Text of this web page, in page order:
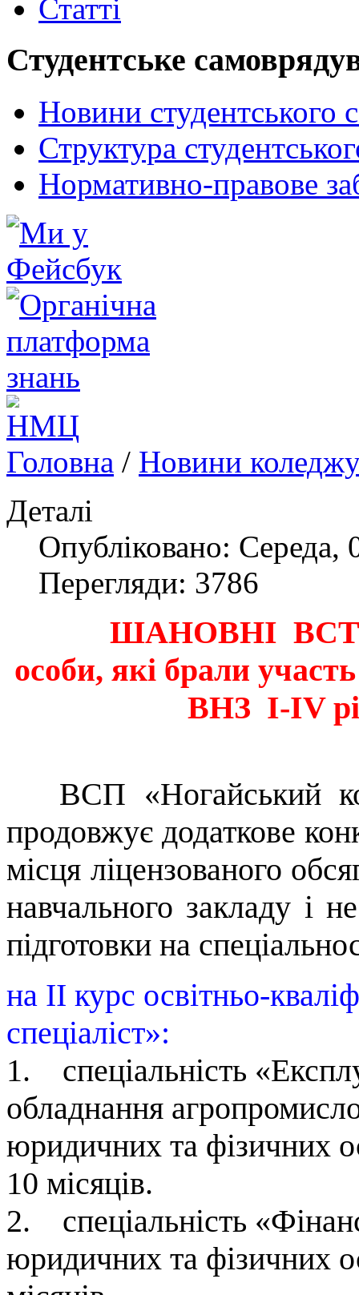
Статті
Студентське
Новини студентського
Структура
Нормативно-правове
Головна / Новини
Деталі
Опубліковано: Середа,
Перегляди: 3786
ШАНОВНІ
особи, які брали
ВНЗ І-ІV
ВСП «Ногайський
продовжує додаткове
місця ліцензованого
навчального закладу і
підготовки на
на ІІ курс освітньо-
спеціаліст»:
1. спеціальність
обладнання
юридичних та фізичних
10 місяців.
2. спеціальність
юридичних та фізичних